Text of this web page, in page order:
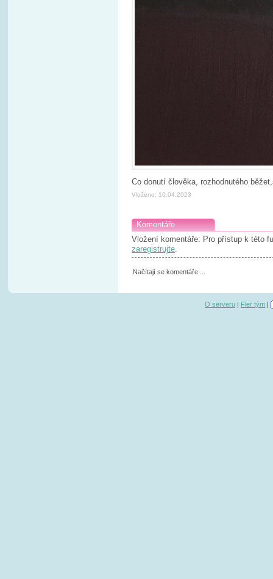
Co donutí člověka, rozhodnutého
Vloženo: 10.04.2023
Komentáře
Vložení komentáře: Pro přístup k této
zaregistrujte.
Načítají se komentáře ...
O serveru | Fler tým |